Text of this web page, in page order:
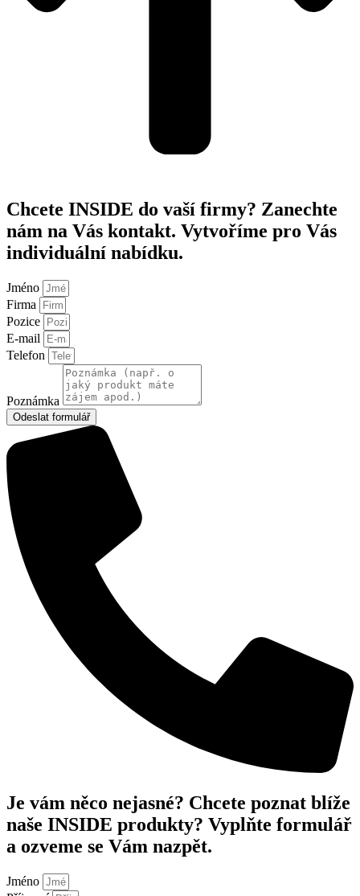
Chcete INSIDE do vaší firmy? Zanechte
nám na Vás kontakt. Vytvoříme pro Vás
individuální nabídku.
Jméno
Firma
Pozice
E-mail
Telefon
Poznámka
Odeslat formulář
Je vám něco nejasné? Chcete poznat blíže
naše INSIDE produkty? Vyplňte formulář
a ozveme se Vám nazpět.
Jméno